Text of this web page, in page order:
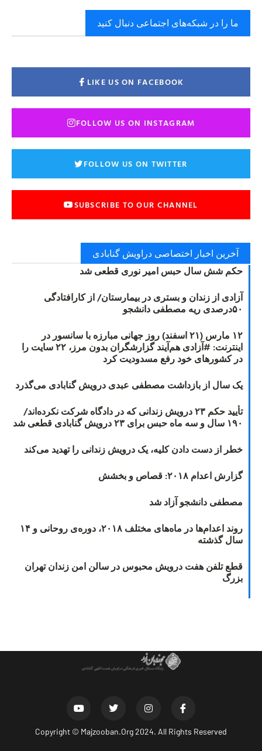
ما را در شبکه‌های اجتماعی دنبال کنید
LIKE US ON FACEBOOK
FOLLOW US ON INSTAGRAM
FOLLOW US ON TWITTER
SUBSCRIBE TO OUR CHANNEL
آخرین اخبار اختصاصی دراویش گنابادی
حکم شش سال حبس امیر نوری قطعی شد
آزادی از زندان و بستری در بیمارستان/ از کارافتادگی
۵۰درصدی ریه مصطفی دانشجو
۱۲ مارس (۲۱ اسفند) روز جهانی مبارزه با سانسور در
اینترنت: #آزادی هم‌آیند گزارشگران‌ بدون مرز، ۲۲ سایت را
در کشورهای خود رفع مسدودیت کرد
یک سال از بازداشت مصطفی عبدی درویش گنابادی می‌گذرد
تأیید حکم ۲۳ درویش زندانی که در دادگاه شرکت نکرده‌اند/
۱۹۰ سال و سه ماه حبس برای ۲۳ درویش گنابادی قطعی شد
خطر از دست دادن کلیه، یک درویش زندانی را تهدید می‌کند
گزارش اعدام ۲۰۱۸: قصاص و بخشش
مصطفی دانشجو آزاد شد
روند اعدام‌ها در ماه‌های مختلف ۲۰۱۸، دوره‌ی روحانی و ۱۴
سال گذشته
قطع تلفن هفت درویش محبوس در سالن امن زندان تهران
بزرگ
Copyright © Majzooban.Org2024. All Rights Reserved